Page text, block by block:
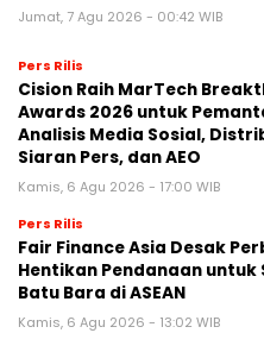
Jumat, 7 Agu 2026 - 00:42 WIB
Pers Rilis
Cision Raih MarTech
Awards 2026 untuk
Analisis Media Sosial,
Siaran Pers, dan AEO
Kamis, 6 Agu 2026 - 17:00 WIB
Pers Rilis
Fair Finance Asia Desak
Hentikan Pendanaan untuk
Batu Bara di ASEAN
Kamis, 6 Agu 2026 - 13:02 WIB